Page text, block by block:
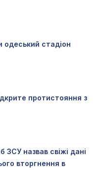
одеський стадіон
протистояння з
ЗСУ назвав свіжі дані
вторгнення в